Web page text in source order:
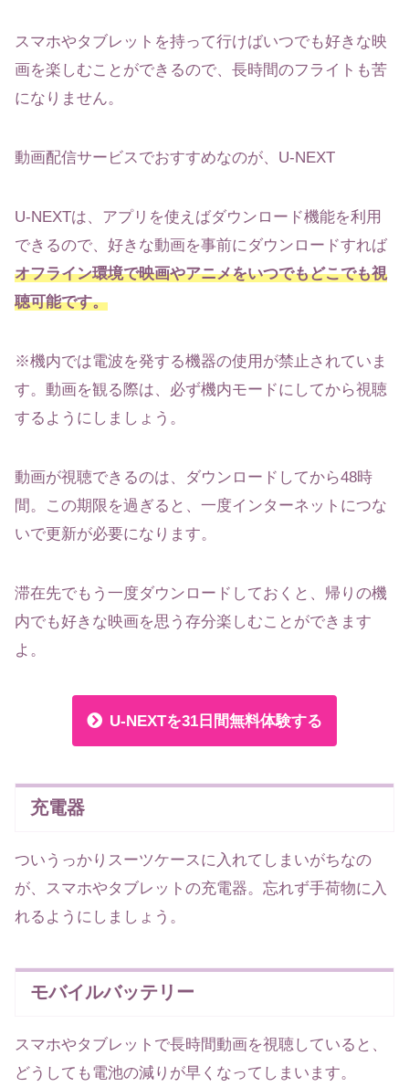
スマホやタブレットを持って行けばいつでも好きな映
画を楽しむことができるので、長時間のフライトも苦
になりません。
動画配信サービスでおすすめなのが、U-NEXT
U-NEXTは、アプリを使えばダウンロード機能を利用
できるので、好きな動画を事前にダウンロードすれば
オフライン環境で映画やアニメをいつでもどこでも視
聴可能です。
※機内では電波を発する機器の使用が禁止されていま
す。動画を観る際は、必ず機内モードにしてから視聴
するようにしましょう。
動画が視聴できるのは、ダウンロードしてから48時
間。この期限を過ぎると、一度インターネットにつな
いで更新が必要になります。
滞在先でもう一度ダウンロードしておくと、帰りの機
内でも好きな映画を思う存分楽しむことができます
よ。
U-NEXTを31日間無料体験する
充電器
ついうっかりスーツケースに入れてしまいがちなの
が、スマホやタブレットの充電器。忘れず手荷物に入
れるようにしましょう。
モバイルバッテリー
スマホやタブレットで長時間動画を視聴していると、
どうしても電池の減りが早くなってしまいます。